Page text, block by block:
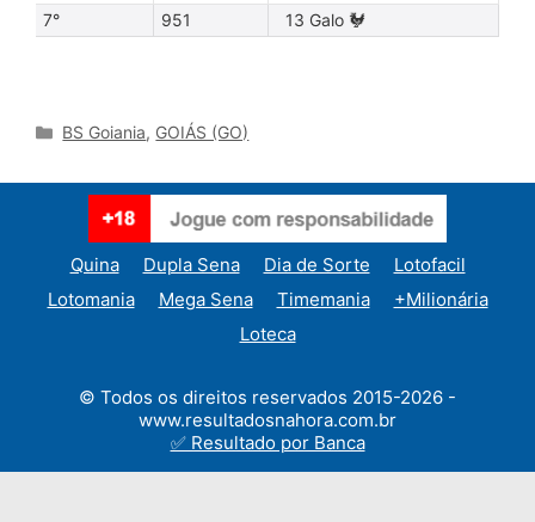
7°
951 13 Galo 🐓
Categories
BS Goiania, GOIÁS (GO)
Quina Dupla Sena Dia de Sorte
Lotofacil
Lotomania
Mega Sena Timemania
+Milionária
Loteca
© Todos os direitos reservados 2015-2026 -
www.resultadosnahora.com.br
✅ Resultado por Banca